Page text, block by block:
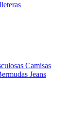
Camisas
Jeans